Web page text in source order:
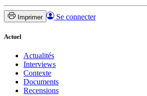
Imprimer Se connecter
Actuel
Actualités
Interviews
Contexte
Documents
Recensions